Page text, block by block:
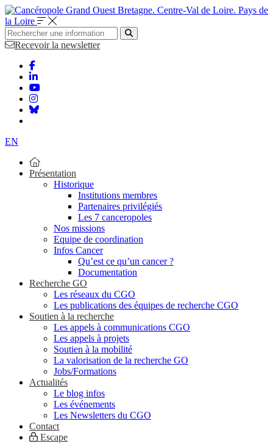
Bretagne. Centre-Val de Loire. Pays de
la Loire
Recevoir la newsletter
EN
Présentation
Historique
Institutions membres
Partenaires privilégiés
Les 7 canceropoles
Nos missions
Equipe de coordination
Infos Cancer
Qu’est ce qu’un cancer ?
Documentation
Recherche GO
Les réseaux du CGO
Les publications des équipes de recherche CGO
Soutien à la recherche
Les appels à communications CGO
Les appels à projets
Soutien à la mobilité
La valorisation de la recherche GO
Jobs/Formations
Actualités
Le blog infos
Les événements
Les Newsletters du CGO
Contact
Escape